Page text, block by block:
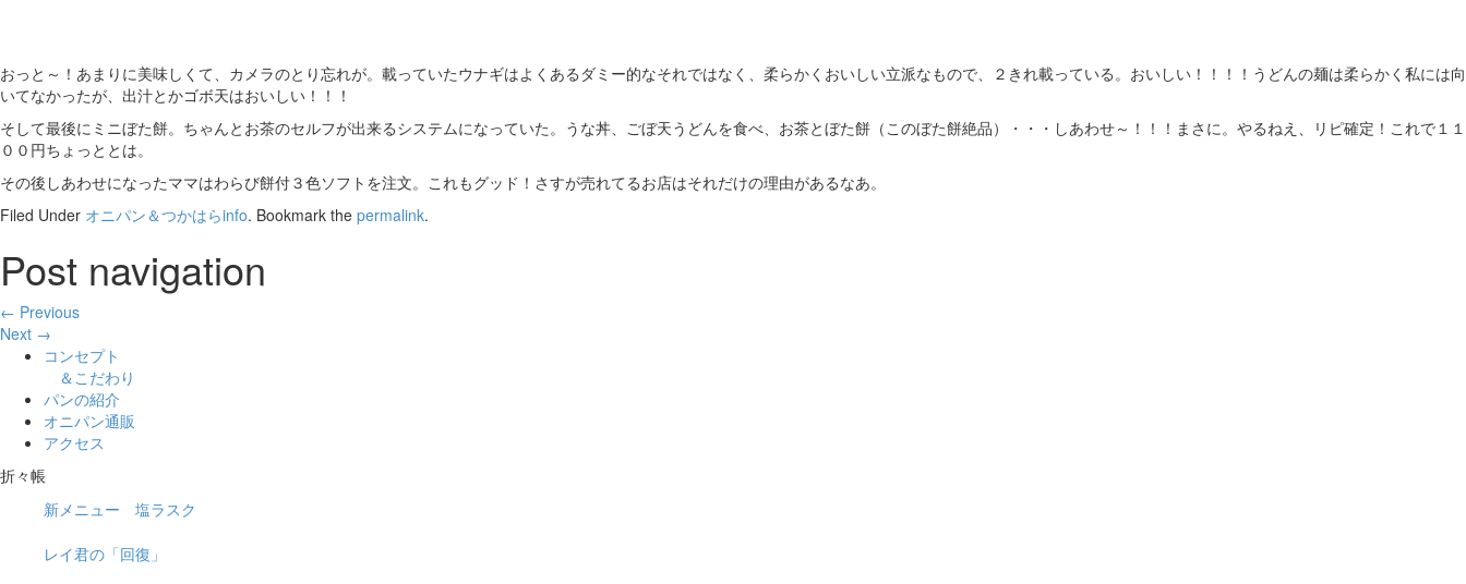
おっと～！あまりに美味しくて、カメラのとり忘れが。載っていたウナギはよくあるダミー的なそれではなく、柔らかくおいしい立派なもので、２きれ載っている。おいしい！！！！うどんの麺は柔らかく私には向
いてなかったが、出汁とかゴボ天はおいしい！！！
そして最後にミニぼた餅。ちゃんとお茶のセルフが出来るシステムになっていた。うな丼、ごぼ天うどんを食べ、お茶とぼた餅（このぼた餅絶品）・・・しあわせ～！！！まさに。やるねえ、リピ確定！これで１１
００円ちょっととは。
その後しあわせになったママはわらび餅付３色ソフトを注文。これもグッド！さすが売れてるお店はそれだけの理由があるなあ。
Filed Under オニパン＆つかはらinfo. Bookmark the permalink.
Post navigation
← Previous
Next →
コンセプト
＆こだわり
パンの紹介
オニパン通販
アクセス
折々帳
新メニュー 塩ラスク
レイ君の「回復」